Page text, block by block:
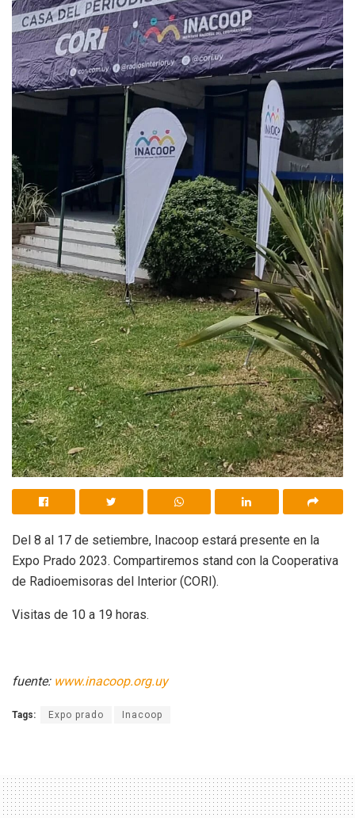
Del 8 al 17 de setiembre, Inacoop estará presente en la
Expo Prado 2023. Compartiremos stand con la Cooperativa
de Radioemisoras del Interior (CORI).
Visitas de 10 a 19 horas.
fuente: www.inacoop.org.uy
Tags: Expo prado Inacoop